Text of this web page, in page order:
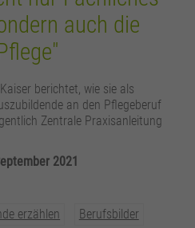
auch die
berichtet, wie sie als
an den Pflegeberuf
Zentrale Praxisanleitung
2021
erzählen
Berufsbilder
Kontrasteinstellung der Webseite.